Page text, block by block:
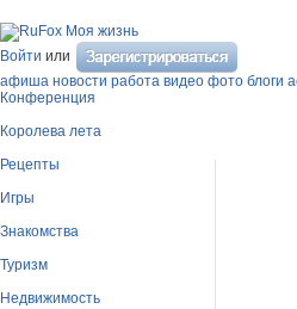
Моя жизнь
Войти или
афиша новости работа видео фото блоги
Конференция
Королева лета
Рецепты
Игры
Знакомства
Туризм
Недвижимость